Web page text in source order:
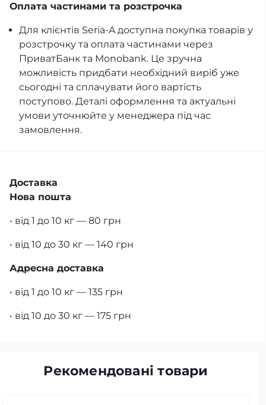
Оплата частинами та розстрочка
Для клієнтів Seria-A доступна покупка товарів у
розстрочку та оплата частинами через
ПриватБанк та Monobank. Це зручна
можливість придбати необхідний виріб уже
сьогодні та сплачувати його вартість
поступово. Деталі оформлення та актуальні
умови уточнюйте у менеджера під час
замовлення.
Доставка
Нова пошта
• від 1 до 10 кг — 80 грн
• від 10 до 30 кг — 140 грн
Адресна доставка
• від 1 до 10 кг — 135 грн
• від 10 до 30 кг — 175 грн
Рекомендовані товари